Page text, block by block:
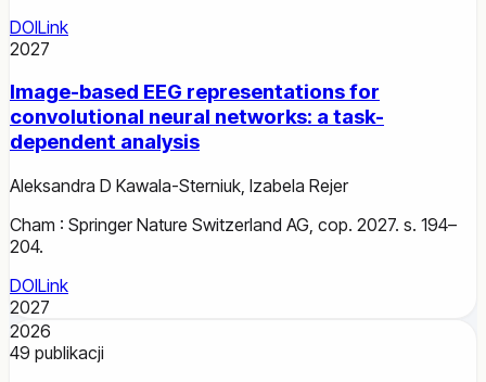
DOILink
2027
Image-based EEG representations for
convolutional neural networks: a task-
dependent analysis
Aleksandra D Kawala-Sterniuk, Izabela Rejer
Cham : Springer Nature Switzerland AG, cop. 2027. s. 194–
204.
DOILink
2027
2026
49 publikacji